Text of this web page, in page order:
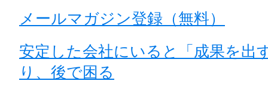
メールマガジン登録（無料）
安定した会社にいると「成果を出
り、後で困る